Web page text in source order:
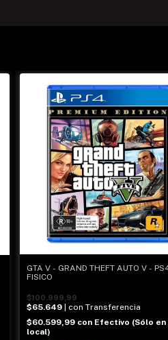
GTA V - GRAND THEFT AUTO V -
FISICO
$100.999,99
$65.649
| con Transferencia
$60.599,99 con Efectivo (Sólo en
local)